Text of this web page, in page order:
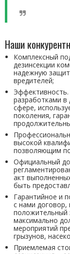
Наши
Комплексный
дезинсекции
надежную
вредителей;
разработками в
сфере,
поколения,
высокой
позволяющим
Официальный
акт
быть
Гарантийное и
с нами
положительный
максимально
мероприятий
грызунов,
Приемлемая